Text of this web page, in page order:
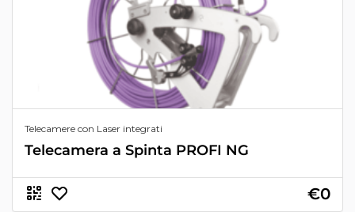
Telecamere con Laser integrati
Telecamera a Spinta PROFI NG
€0